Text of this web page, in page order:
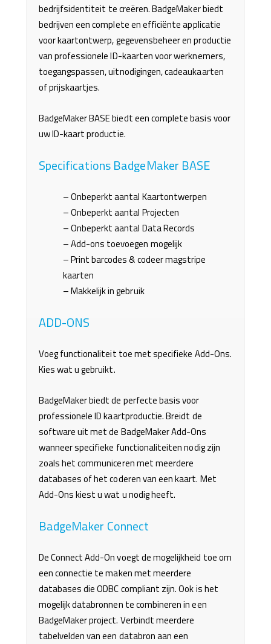
bedrijfsidentiteit te creëren. BadgeMaker biedt
bedrijven een complete en efficiënte applicatie
voor kaartontwerp, gegevensbeheer en productie
van professionele ID-kaarten voor werknemers,
toegangspassen, uitnodigingen, cadeaukaarten
of prijskaartjes.
BadgeMaker BASE biedt een complete basis voor
uw ID-kaart productie.
Specifications BadgeMaker BASE
–Onbeperkt aantal Kaartontwerpen
–Onbeperkt aantal Projecten
–Onbeperkt aantal Data Records
–Add-ons toevoegen mogelijk
–Print barcodes & codeer magstripe
kaarten
–Makkelijk in gebruik
ADD-ONS
Voeg functionaliteit toe met specifieke Add-Ons.
Kies wat u gebruikt.
BadgeMaker biedt de perfecte basis voor
professionele ID kaartproductie. Breidt de
software uit met de BadgeMaker Add-Ons
wanneer specifieke functionaliteiten nodig zijn
zoals het communiceren met meerdere
databases of het coderen van een kaart. Met
Add-Ons kiest u wat u nodig heeft.
BadgeMaker Connect
De Connect Add-On voegt de mogelijkheid toe om
een connectie te maken met meerdere
databases die ODBC compliant zijn. Ook is het
mogelijk databronnen te combineren in een
BadgeMaker project. Verbindt meerdere
tabelvelden van een databron aan een